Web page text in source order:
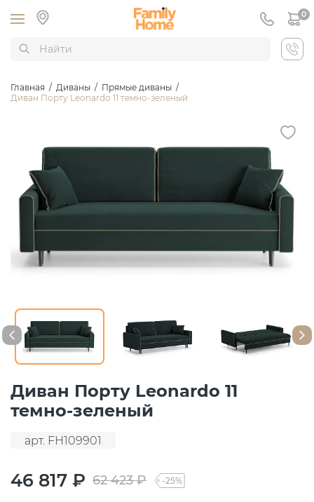
0
Главная / Диваны / Прямые диваны /
Диван Порту Leonardo 11 темно-зеленый
Диван Порту Leonardo 11
темно-зеленый
арт. FH109901
46 817 ₽ 62 423 ₽ -25%